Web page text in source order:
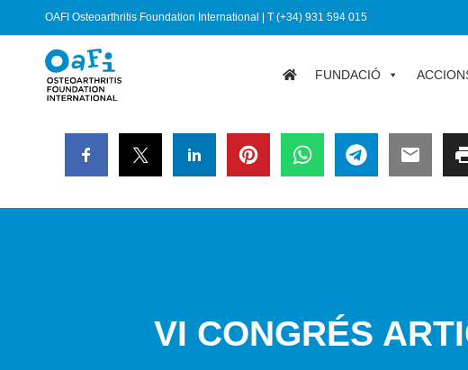
OAFI Osteoarthritis Foundation International | T (+34) 931 594 015
FUNDACIÓ
VI CONGRÉS